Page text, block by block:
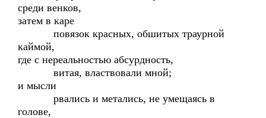
среди венков,
затем в каре
повязок красных, обшитых траурной
каймой,
где с нереальностью абсурдность,
витая, властвовали мной;
и мысли
рвались и метались, не умещаясь в
голове,